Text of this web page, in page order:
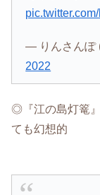
— りんさんぽ
2022
◎『江の島灯篭
ても幻想的